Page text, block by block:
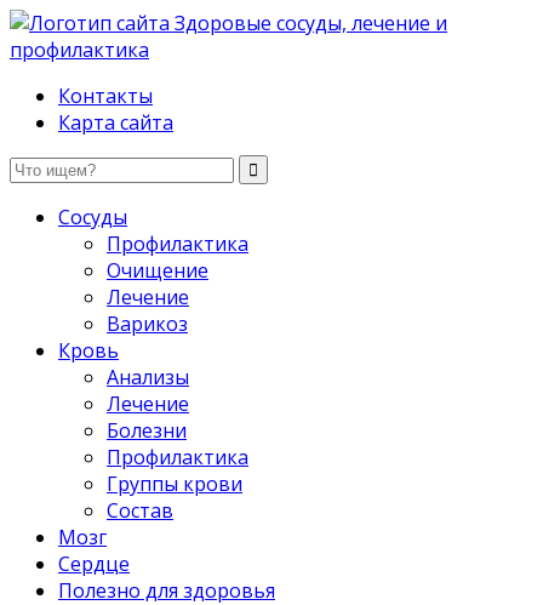
Здоровые сосуды, лечение и профилактика
Контакты
Карта сайта
Сосуды
Профилактика
Очищение
Лечение
Варикоз
Кровь
Анализы
Лечение
Болезни
Профилактика
Группы крови
Состав
Мозг
Сердце
Полезно для здоровья